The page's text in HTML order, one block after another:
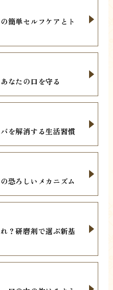
簡単セルフケアとト
なたの口を守る
を解消する生活習慣
恐ろしいメカニズム
？研磨剤で選ぶ新基